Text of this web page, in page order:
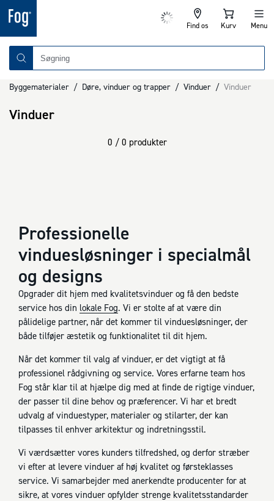
Find os Kurv Menu
Byggematerialer / Døre, vinduer og trapper / Vinduer / Vinduer
Vinduer
0 / 0 produkter
Professionelle
vinduesløsninger i specialmål
og designs
Opgrader dit hjem med kvalitetsvinduer og få den bedste
service hos din lokale Fog. Vi er stolte af at være din
pålidelige partner, når det kommer til vinduesløsninger, der
både tilføjer æstetik og funktionalitet til dit hjem.
Når det kommer til valg af vinduer, er det vigtigt at få
professionel rådgivning og service. Vores erfarne team hos
Fog står klar til at hjælpe dig med at finde de rigtige vinduer,
der passer til dine behov og præferencer. Vi har et bredt
udvalg af vinduestyper, materialer og stilarter, der kan
tilpasses til enhver arkitektur og indretningsstil.
Vi værdsætter vores kunders tilfredshed, og derfor stræber
vi efter at levere vinduer af høj kvalitet og førsteklasses
service. Vi samarbejder med anerkendte producenter for at
sikre, at vores vinduer opfylder strenge kvalitetsstandarder